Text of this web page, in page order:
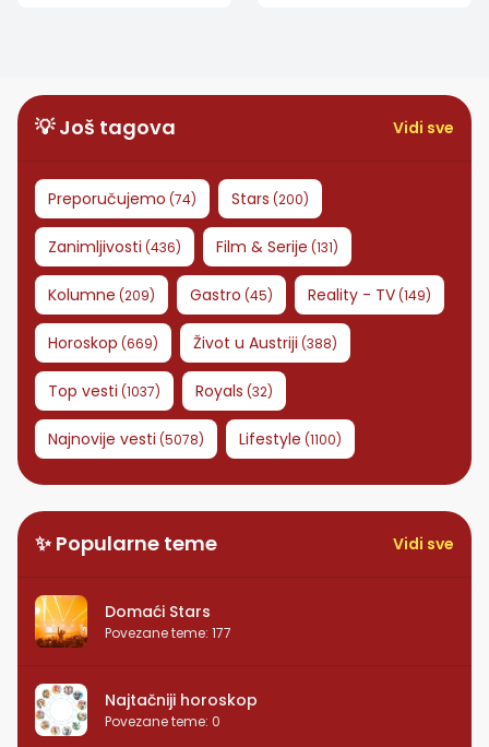
💡 Još tagova Vidi sve
Preporučujemo (74) Stars (200)
Zanimljivosti (436) Film & Serije (131)
Kolumne (209) Gastro (45) Reality - TV(149)
Horoskop (669) Život u Austriji (388)
Top vesti (1037) Royals (32)
Najnovije vesti (5078) Lifestyle (1100)
✨ Popularne teme Vidi sve
Domaći Stars
Povezane teme: 177
Najtačniji horoskop
Povezane teme: 0